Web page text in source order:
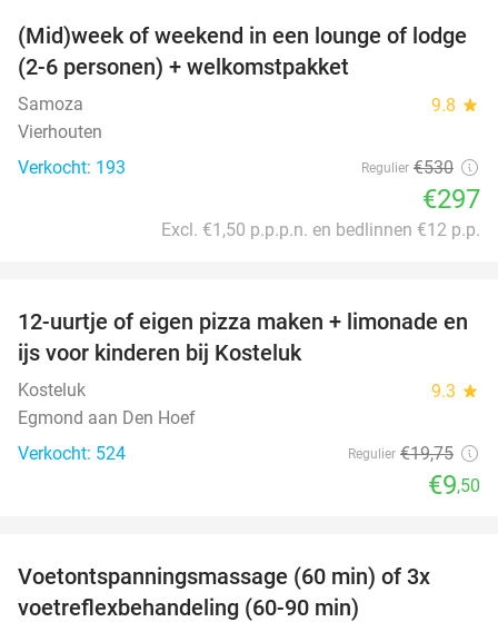
44%
(Mid)week of weekend in een lounge of lodge
(2-6 personen) + welkomstpakket
Samoza 9.8 star
Vierhouten
Verkocht: 193
Regulier €530
€297
Excl. €1,50 p.p.p.n. en bedlinnen €12 p.p.
52%
12-uurtje of eigen pizza maken + limonade en
ijs voor kinderen bij Kosteluk
Kosteluk 9.3 star
Egmond aan Den Hoef
Verkocht: 524
Regulier €19,75
€9,50
45%
Voetontspanningsmassage (60 min) of 3x
voetreflexbehandeling (60-90 min)